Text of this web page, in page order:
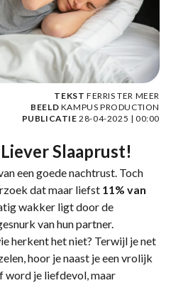
TEKST FERRIS TER MEER
BEELD KAMPUS PRODUCTION
PUBLICATIE28-04-2025 | 00:00
Slaaprust!
een goede nachtrust. Toch
dat maar liefst 11% van
wakker ligt door de
van hun partner.
herkent het niet? Terwijl je net
hoor je naast je een vrolijk
word je liefdevol, maar